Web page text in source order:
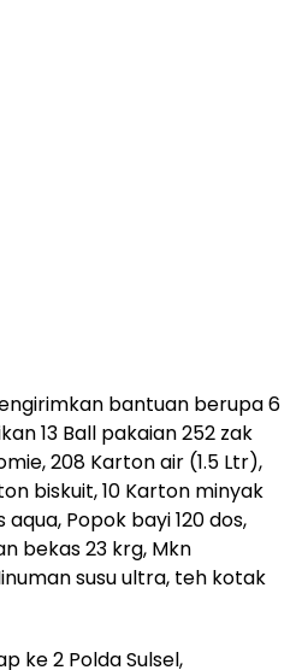
bantuan berupa 6
13 Ball pakaian 252 zak
208 Karton air (1.5 Ltr),
biskuit, 10 Karton minyak
Popok bayi 120 dos,
bekas 23 krg, Mkn
susu ultra, teh kotak
ke 2 Polda Sulsel,